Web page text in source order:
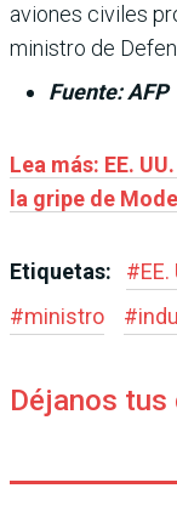
aviones civiles
ministro de
Fuente: AFP
Lea más: EE.
la gripe de
Etiquetas: #EE.
#ministro #
Déjanos tus